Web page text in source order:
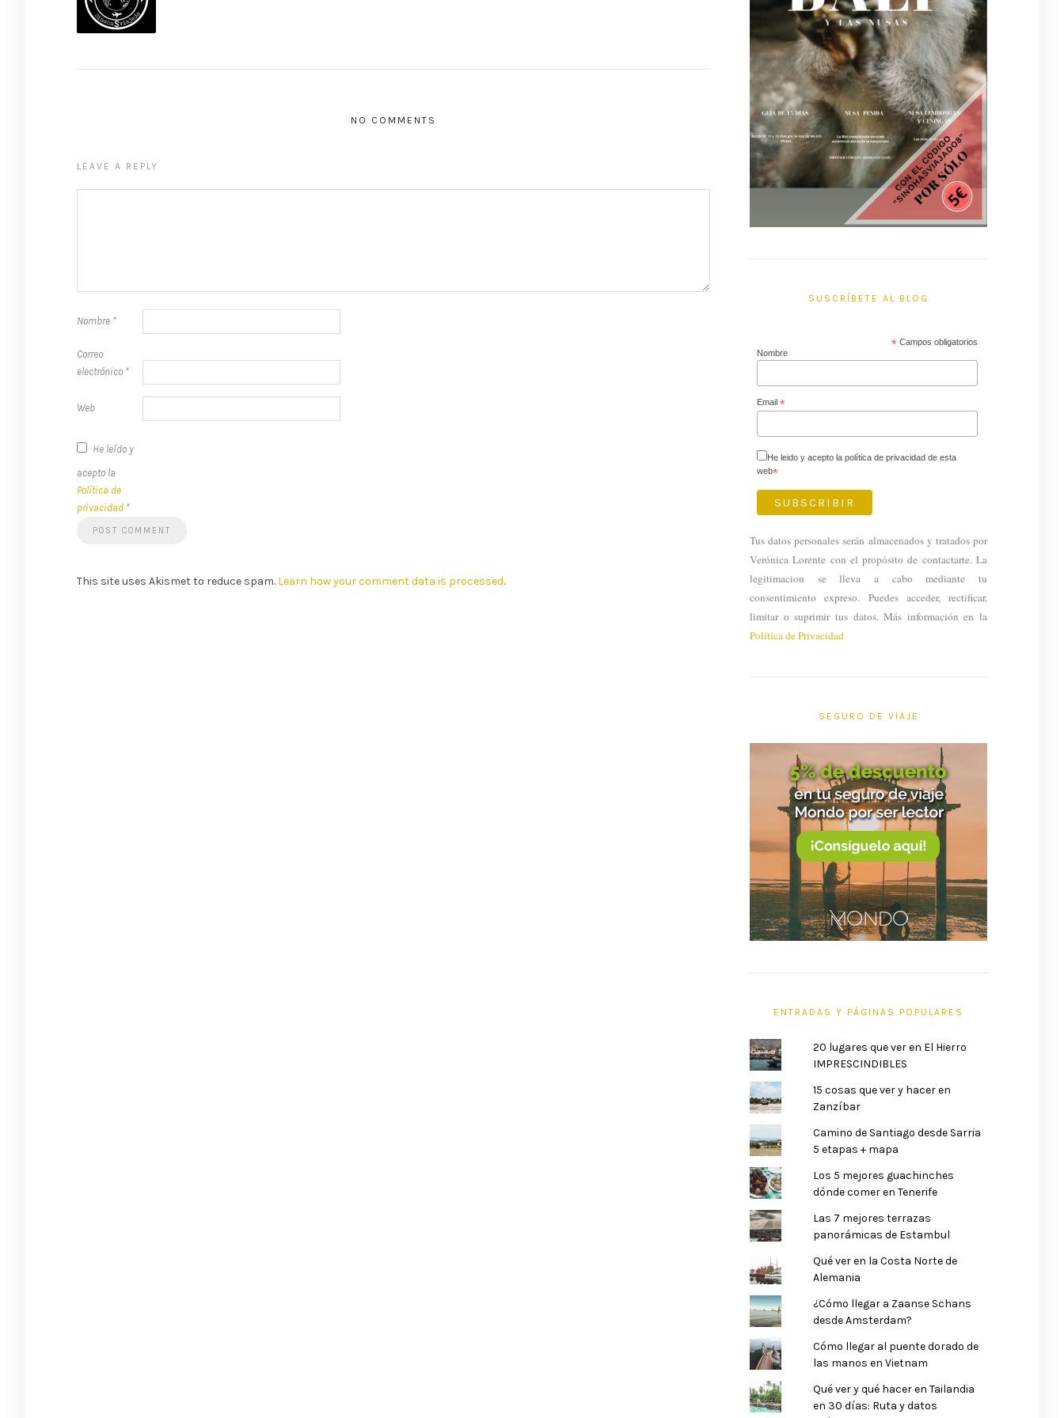
NO COMMENTS
LEAVE A REPLY
Nombre *
Correo
electrónico *
Web
He leído y
acepto la
Política de
privacidad *
This site uses Akismet to reduce spam. Learn how your comment data is processed.
SUSCRÍBETE AL BLOG
* Campos obligatorios
Nombre
Email *
He leido y acepto la política de privacidad de esta
web*
Tus datos personales serán almacenados y tratados por
Verónica Lorente con el propósito de contactarte. La
legitimacion se lleva a cabo mediante tu
consentimiento expreso. Puedes acceder, rectificar,
limitar o suprimir tus datos. Más información en la
Política de Privacidad
SEGURO DE VIAJE
ENTRADAS Y PÁGINAS POPULARES
20 lugares que ver en El Hierro
IMPRESCINDIBLES
15 cosas que ver y hacer en
Zanzíbar
Camino de Santiago desde Sarria
5 etapas + mapa
Los 5 mejores guachinches
dónde comer en Tenerife
Las 7 mejores terrazas
panorámicas de Estambul
Qué ver en la Costa Norte de
Alemania
¿Cómo llegar a Zaanse Schans
desde Amsterdam?
Cómo llegar al puente dorado de
las manos en Vietnam
Qué ver y qué hacer en Tailandia
en 30 días: Ruta y datos